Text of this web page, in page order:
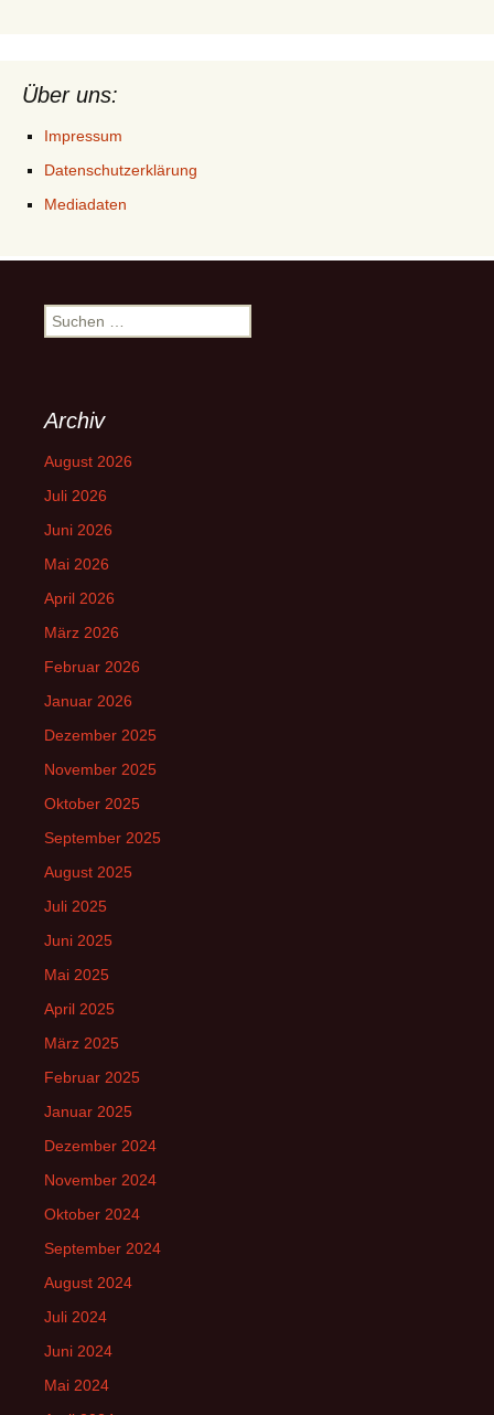
Über uns:
Impressum
Datenschutzerklärung
Mediadaten
Suchen
nach:
Archiv
August 2026
Juli 2026
Juni 2026
Mai 2026
April 2026
März 2026
Februar 2026
Januar 2026
Dezember 2025
November 2025
Oktober 2025
September 2025
August 2025
Juli 2025
Juni 2025
Mai 2025
April 2025
März 2025
Februar 2025
Januar 2025
Dezember 2024
November 2024
Oktober 2024
September 2024
August 2024
Juli 2024
Juni 2024
Mai 2024